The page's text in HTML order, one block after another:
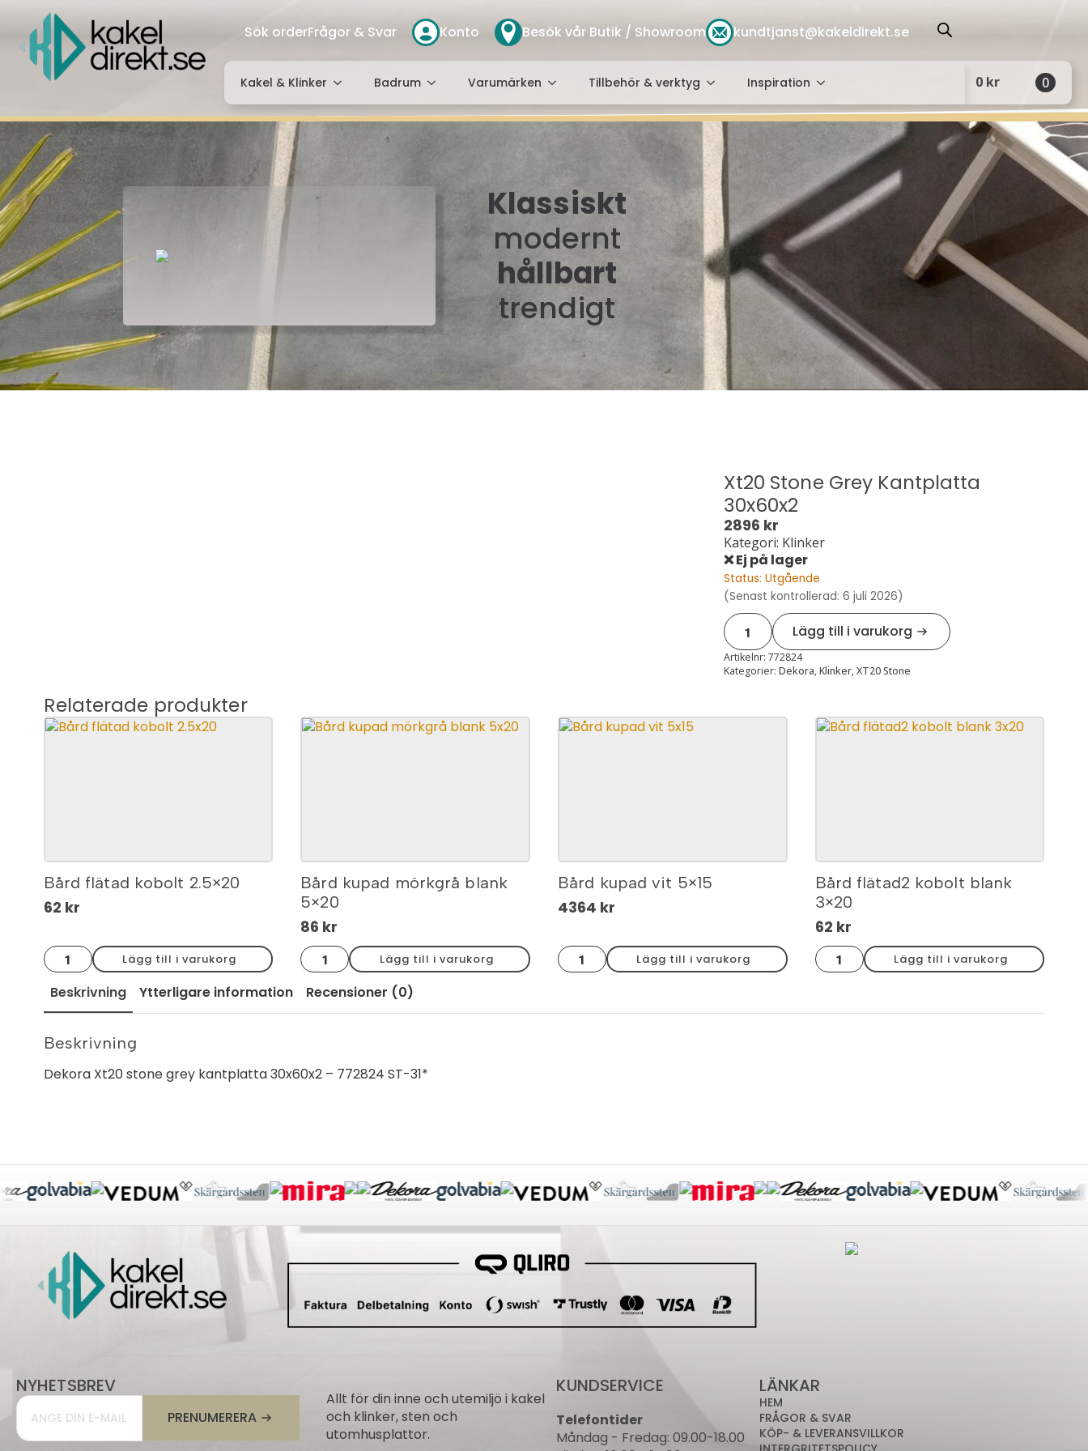
Sök orderFrågor & Svar Konto Besök vår Butik / Showroom kundtjanst@kakeldirekt.se
Kakel & Klinker Badrum Varumärken Tillbehör & verktyg Inspiration 0 kr 0
Klassiskt
modernt
hållbart
trendigt
Xt20 Stone Grey Kantplatta
30x60x2
2896 kr
Kategori: Klinker
❌ Ej på lager
Status: Utgående
(Senast kontrollerad: 6 juli 2026)
Xt20
stone
grey
kantplatta
30x60x2
Lägg till i varukorg
Artikelnr: 772824
Kategorier: Dekora,Klinker,XT20 Stone
Relaterade produkter
Bård flätad kobolt 2.5×20
62 kr
Bård
flätad
kobolt
2.5x20
Lägg till i varukorg
Bård kupad mörkgrå blank
5×20
86 kr
Bård
kupad
mörkgrå
blank
mängd
Lägg till i varukorg
Bård kupad vit 5×15
4364 kr
Bård
kupad
vit
Lägg till i varukorg
Bård flätad2 kobolt blank
3×20
62 kr
Bård
flätad2
kobolt
mängd
Lägg till i varukorg
Beskrivning Ytterligare information Recensioner (0)
Beskrivning
Dekora Xt20 stone grey kantplatta 30x60x2 – 772824 ST-31*
NYHETSBREV
Email
PRENUMERERA
Allt för din inne och utemiljö i kakel
och klinker, sten och
utomhusplattor.
KUNDSERVICE
Telefontider
Måndag - Fredag: 09.00-18.00
LÄNKAR
HEM
FRÅGOR & SVAR
KÖP- & LEVERANSVILLKOR